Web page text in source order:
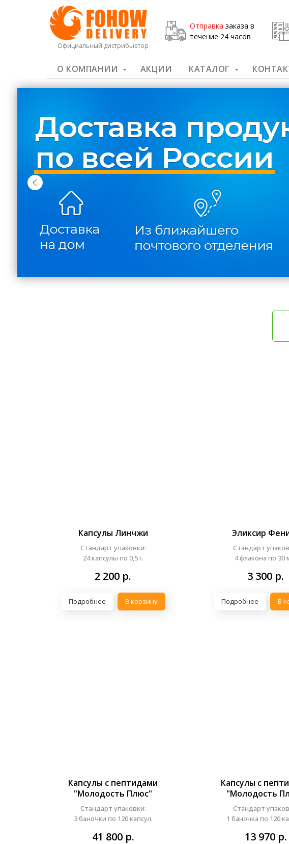
Отправка заказа в
течение 24 часов
Официальный дистрибьютор
О КОМПАНИИ АКЦИИ КАТАЛОГ
Капсулы Линчжи
Стандарт упаковки:
24 капсулы по 0,5 г.
2 200 р.
Подробнее В корзину
Эликсир
Стандарт
4 флакона по 30
3 300 р.
Подробнее В
Капсулы с пептидами
"Молодость Плюс"
Стандарт упаковки:
3 баночки по 120 капсул.
41 800 р.
Капсулы с
"Молодость
Стандарт
1 баночка по 120
13 970 р.